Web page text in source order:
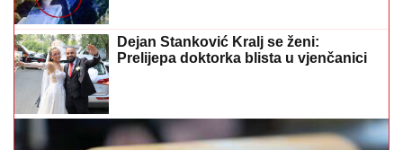
Dejan Stanković Kralj se ženi:
Prelijepa doktorka blista u vjenčanici